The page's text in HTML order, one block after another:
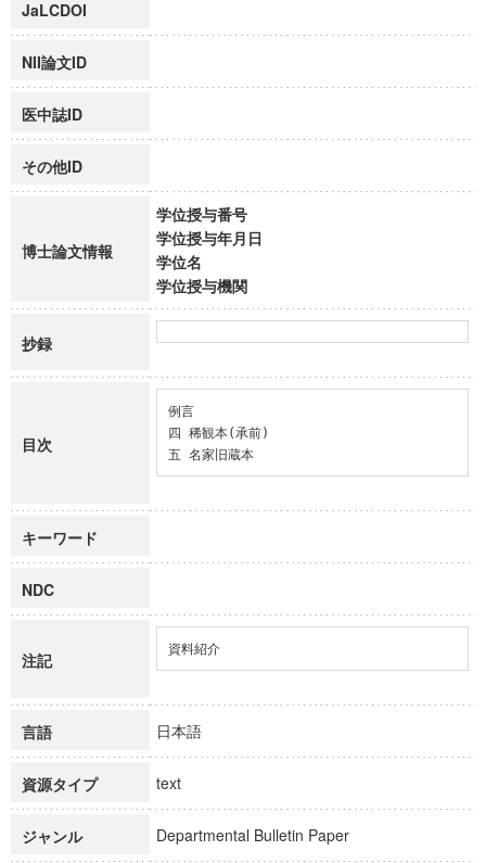
JaLCDOI
NII論文ID
医中誌ID
その他ID
博士論文情報
学位授与番号
学位授与年月日
学位名
学位授与機関
抄録
目次
例言
四 稀観本(承前)
五 名家旧蔵本
キーワード
NDC
注記
資料紹介
言語 日本語
資源タイプ text
ジャンル Departmental Bulletin Paper